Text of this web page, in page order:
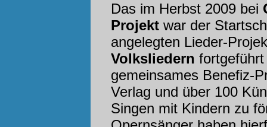
Das im Herbst 2009 bei
Projekt war der
angelegten Lieder-
Volksliedern
gemeinsames Benefiz-
Verlag und über 100
Singen mit Kindern zu